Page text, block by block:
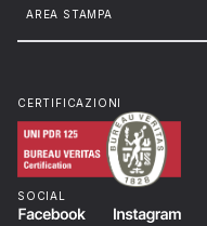
AREA STAMPA
CERTIFICAZIONI
SOCIAL